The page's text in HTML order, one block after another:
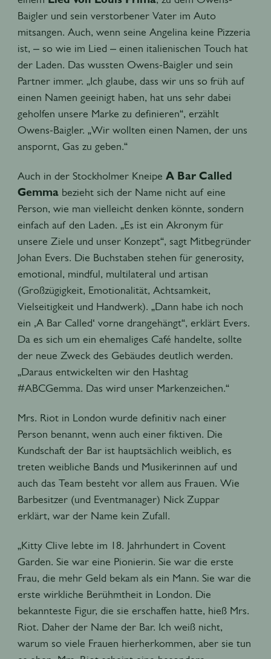
Baigler und sein verstorbener Vater im Auto
mitsangen. Auch, wenn seine Angelina keine Pizzeria
ist, – so wie im Lied – einen italienischen Touch hat
der Laden. Das wussten Owens-Baigler und sein
Partner immer. „Ich glaube, dass wir uns so früh auf
einen Namen geeinigt haben, hat uns sehr dabei
geholfen unsere Marke zu definieren“, erzählt
Owens-Baigler. „Wir wollten einen Namen, der uns
anspornt, Gas zu geben.“
Auch in der Stockholmer Kneipe A Bar Called
Gemmabezieht sich der Name nicht auf eine
Person, wie man vielleicht denken könnte, sondern
einfach auf den Laden. „Es ist ein Akronym für
unsere Ziele und unser Konzept“, sagt Mitbegründer
Johan Evers. Die Buchstaben stehen für generosity,
emotional, mindful, multilateral und artisan
(Großzügigkeit, Emotionalität, Achtsamkeit,
Vielseitigkeit und Handwerk). „Dann habe ich noch
ein ‚A Bar Called‘ vorne drangehängt“, erklärt Evers.
Da es sich um ein ehemaliges Café handelte, sollte
der neue Zweck des Gebäudes deutlich werden.
„Daraus entwickelten wir den Hashtag
#ABCGemma. Das wird unser Markenzeichen.“
Mrs. Riot in London wurde definitiv nach einer
Person benannt, wenn auch einer fiktiven. Die
Kundschaft der Bar ist hauptsächlich weiblich, es
treten weibliche Bands und Musikerinnen auf und
auch das Team besteht vor allem aus Frauen. Wie
Barbesitzer (und Eventmanager) Nick Zuppar
erklärt, war der Name kein Zufall.
„Kitty Clive lebte im 18. Jahrhundert in Covent
Garden. Sie war eine Pionierin. Sie war die erste
Frau, die mehr Geld bekam als ein Mann. Sie war die
erste wirkliche Berühmtheit in London. Die
bekannteste Figur, die sie erschaffen hatte, hieß Mrs.
Riot. Daher der Name der Bar. Ich weiß nicht,
warum so viele Frauen hierherkommen, aber sie tun